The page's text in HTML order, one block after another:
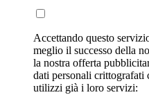
Accettando questo
meglio il successo della
la nostra offerta
dati personali crittografati
utilizzi già i loro servizi: